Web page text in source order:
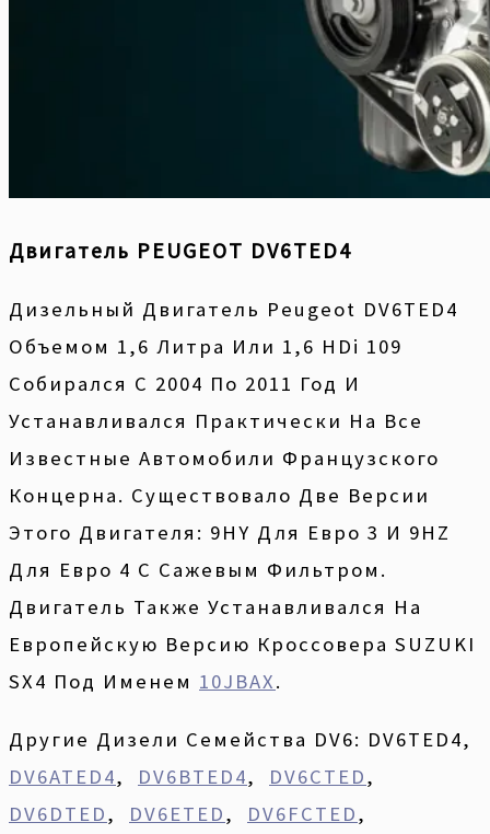
Двигатель PEUGEOT DV6TED4
Дизельный Двигатель Peugeot DV6TED4
Объемом 1,6 Литра Или 1,6 HDi 109
Собирался С 2004 По 2011 Год И
Устанавливался Практически На Все
Известные Автомобили Французского
Концерна. Существовало Две Версии
Этого Двигателя: 9HY Для Евро 3 И 9HZ
Для Евро 4 С Сажевым Фильтром.
Двигатель Также Устанавливался На
Европейскую Версию Кроссовера SUZUKI
SX4 Под Именем 10JBAX.
Другие Дизели Семейства DV6: DV6TED4,
DV6ATED4, DV6BTED4, DV6CTED,
DV6DTED, DV6ETED, DV6FCTED,